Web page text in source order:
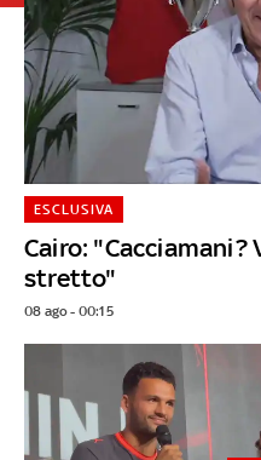
Cairo:
stretto"
ESCLUSIVA
08 ago - 00:15